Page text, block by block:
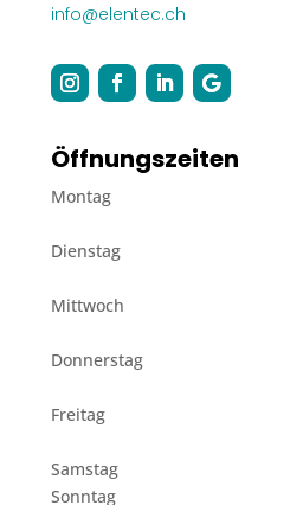
info@elentec.ch
Öffnungszeiten
Montag
Dienstag
Mittwoch
Donnerstag
Freitag
Samstag
Sonntag